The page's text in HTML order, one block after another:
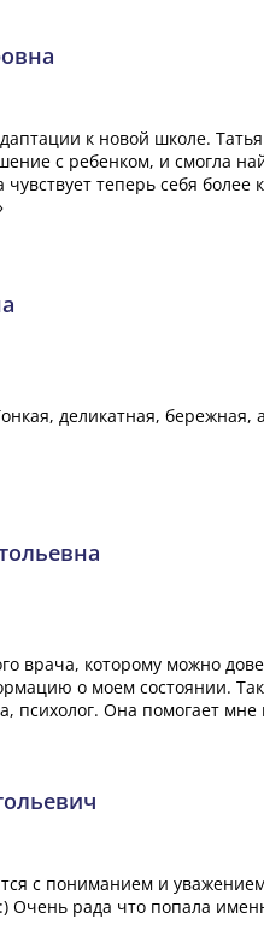
к новой школе.
с ребенком, и смогла
теперь себя
деликатная, бережная,
врача, которому можно
о моем состоянии.
психолог. Она помогает
с пониманием и
рада что попала